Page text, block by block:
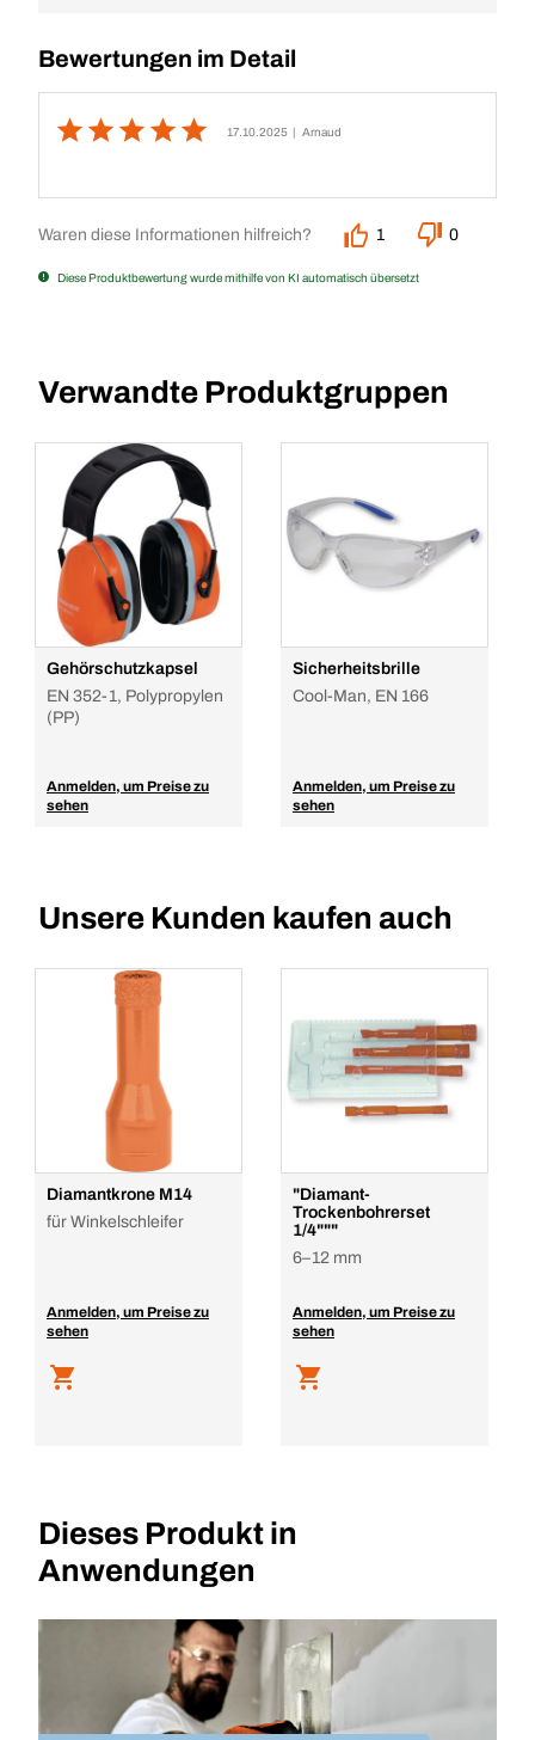
Bewertungen im Detail
17.10.2025 | Arnaud
Waren diese Informationen hilfreich? 1 0
Diese Produktbewertung wurde mithilfe von KI automatisch übersetzt
Verwandte Produktgruppen
Gehörschutzkapsel
EN 352-1, Polypropylen
(PP)
Anmelden, um Preise zu
sehen
Sicherheitsbrille
Cool-Man, EN 166
Anmelden, um Preise zu
sehen
Unsere Kunden kaufen auch
Diamantkrone M14
für Winkelschleifer
Anmelden, um Preise zu
sehen
"Diamant-
Trockenbohrerset
1/4"""
6–12 mm
Anmelden, um Preise zu
sehen
Dieses Produkt in
Anwendungen